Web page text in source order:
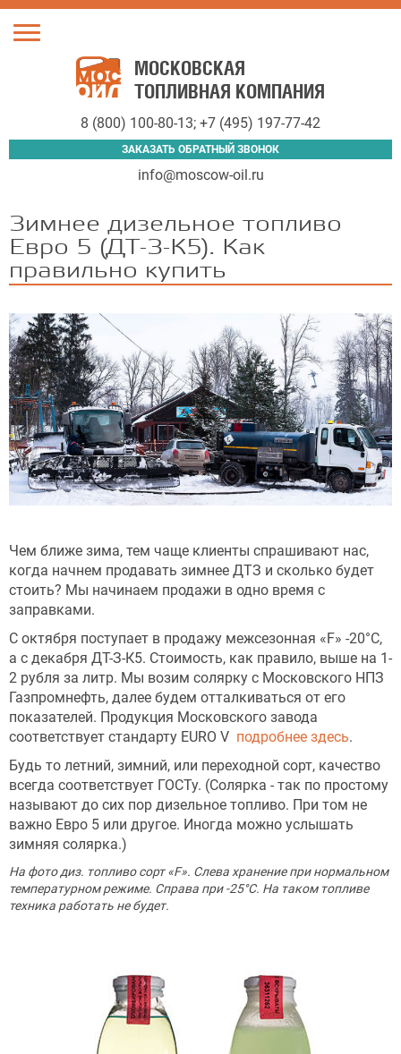
Toggle
МОСКОВСКАЯ
ТОПЛИВНАЯ КОМПАНИЯ
8 (800) 100-80-13; +7 (495) 197-77-42
ЗАКАЗАТЬ ОБРАТНЫЙ ЗВОНОК
info@moscow-oil.ru
Зимнее дизельное топливо
Евро 5 (ДТ-З-К5). Как
правильно купить
Чем ближе зима, тем чаще клиенты спрашивают нас,
когда начнем продавать зимнее ДТЗ и сколько будет
стоить? Мы начинаем продажи в одно время с
заправками.
С октября поступает в продажу межсезонная «F» -20°С,
а с декабря ДТ-З-К5. Стоимость, как правило, выше на 1-
2 рубля за литр. Мы возим солярку с Московского НПЗ
Газпромнефть, далее будем отталкиваться от его
показателей. Продукция Московского завода
соответствует стандарту EURO V подробнее здесь.
Будь то летний, зимний, или переходной сорт, качество
всегда соответствует ГОСТу. (Солярка - так по простому
называют до сих пор дизельное топливо. При том не
важно Евро 5 или другое. Иногда можно услышать
зимняя солярка.)
На фото диз. топливо сорт «F». Слева хранение при нормальном
температурном режиме. Справа при -25°С. На таком топливе
техника работать не будет.